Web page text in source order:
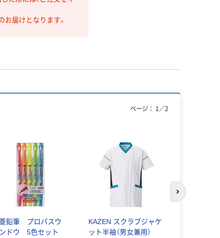
お届けとなります。
鉛筆 プロパスウ
ドウ 5色セット
KAZEN スクラブジャケ
ット半袖（男女兼用）
ページ： 1 ／2
次のスライド